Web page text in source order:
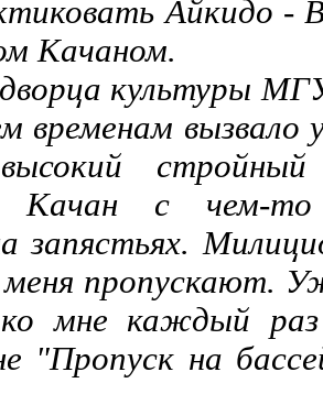
Айкидо -
Качаном.
культуры
временам вызвало
Качан с чем-то
запястьях.
пропускают.
мне каждый
"Пропуск на